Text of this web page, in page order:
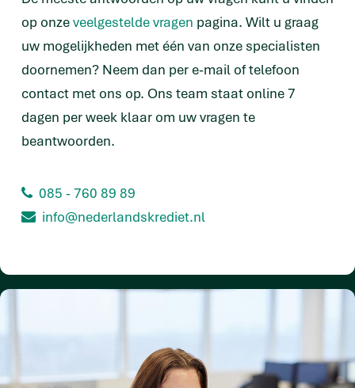
op onzeveelgestelde vragen pagina. Wilt u graag
uw mogelijkheden met één van onze specialisten
doornemen? Neem dan per e-mail of telefoon
contact met ons op. Ons team staat online 7
dagen per week klaar om uw vragen te
beantwoorden.
085 - 760 89 89
info@nederlandskrediet.nl